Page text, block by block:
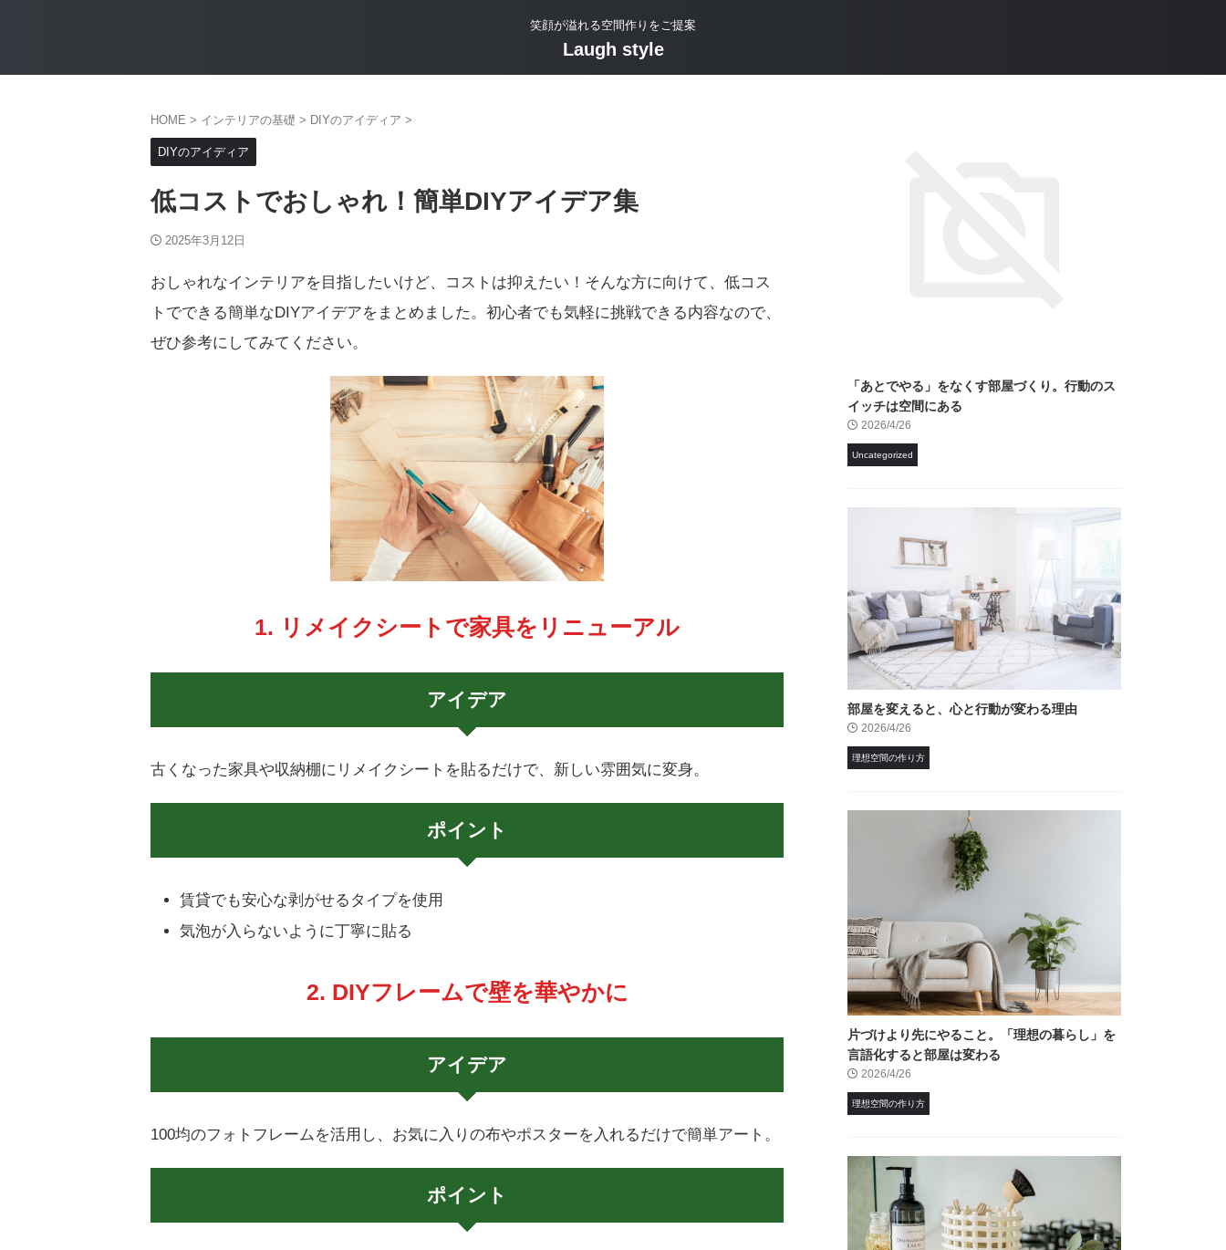
笑顔が溢れる空間作りをご提案
Laugh style
HOME > インテリアの基礎 > DIYのアイディア >
DIYのアイディア
低コストでおしゃれ！簡単DIYアイデア集
2025年3月12日
おしゃれなインテリアを目指したいけど、コストは抑えたい！そんな方に向けて、低コス
トでできる簡単なDIYアイデアをまとめました。初心者でも気軽に挑戦できる内容なので、
ぜひ参考にしてみてください。
1. リメイクシートで家具をリニューアル
アイデア
古くなった家具や収納棚にリメイクシートを貼るだけで、新しい雰囲気に変身。
ポイント
賃貸でも安心な剥がせるタイプを使用
気泡が入らないように丁寧に貼る
2. DIYフレームで壁を華やかに
アイデア
100均のフォトフレームを活用し、お気に入りの布やポスターを入れるだけで簡単アート。
ポイント
「あとでやる」をなくす部屋づくり。行動のス
イッチは空間にある
2026/4/26
Uncategorized
部屋を変えると、心と行動が変わる理由
2026/4/26
理想空間の作り方
片づけより先にやること。「理想の暮らし」を
言語化すると部屋は変わる
2026/4/26
理想空間の作り方